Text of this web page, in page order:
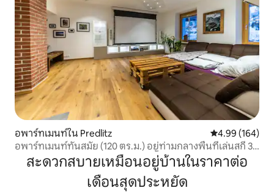
อพาร์ทเมนท์ใน Predlitz คะแนนเฉลี่ย
4.99 (164)
อพาร์ทเมนท์ทันสมัย (120 ตร.ม.) อยู่ท่ามกลางพื้นที่เล่นสกี 3
แห่งสะดวกสบายเหมือนอยู่บ้านในราคาต่อ
เดือนสุดประหยัด